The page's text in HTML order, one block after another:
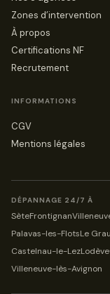
Zones d’intervention
À propos
Certifications NF
Recrutement
INFORMATIONS
CGV
Mentions légales
DÉPANNAGE 24/7 À
SèteFrontignan
Palavas-les-FlotsLe
Castelnau-le-LezLodève
Villeneuve-lès-Avignon